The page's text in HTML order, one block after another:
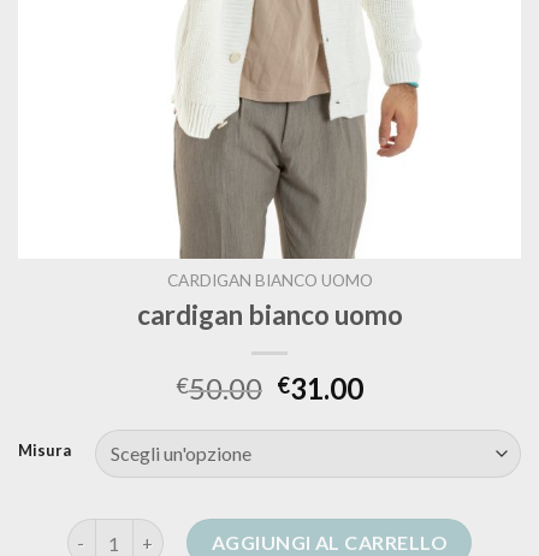
CARDIGAN BIANCO UOMO
cardigan bianco uomo
€50.00 €31.00
Misura
cardigan bianco uomo quantitàAGGIUNGI AL CARRELLO